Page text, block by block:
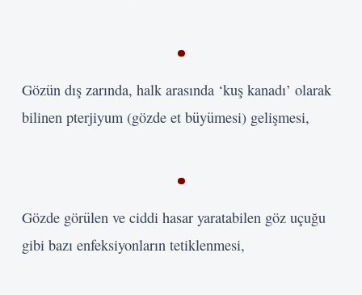
Gözün dış zarında, halk arasında ‘kuş kanadı’ olarak
bilinen pterjiyum (gözde et büyümesi) gelişmesi,
Gözde görülen ve ciddi hasar yaratabilen göz uçuğu
gibi bazı enfeksiyonların tetiklenmesi,